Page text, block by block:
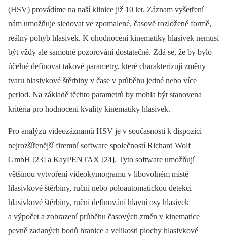
(HSV) provádíme na naší klinice již 10 let. Záznam vyšetření
nám umožňuje sledovat ve zpomalené, časově rozložené formě,
reálný pohyb hlasivek. K ohodnocení kinematiky hlasivek nemusí
být vždy ale samotné pozorování dostatečné. Zdá se, že by bylo
účelné definovat takové parametry, které charakterizují změny
tvaru hlasivkové štěrbiny v čase v průběhu jedné nebo více
period. Na základě těchto parametrů by mohla být stanovena
kritéria pro hodnocení kvality kinematiky hlasivek.
Pro analýzu videozáznamů HSV je v současnosti k dispozici
nejrozšířenější firemní software společností Richard Wolf
GmbH [23] a KayPENTAX [24]. Tyto software umožňují
většinou vytvoření videokymogramu v libovolném místě
hlasivkové štěrbiny, ruční nebo poloautomatickou detekci
hlasivkové štěrbiny, ruční definování hlavní osy hlasivek
a výpočet a zobrazení průběhu časových změn v kinematice
pevně zadaných bodů hranice a velikosti plochy hlasivkové